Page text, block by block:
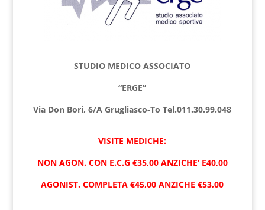
STUDIO MEDICO ASSOCIATO
“ERGE”
Via Don Bori, 6/A Grugliasco-To Tel.011.30.99.048
VISITE MEDICHE:
NON AGON. CON E.C.G €35,00 ANZICHE’ E40,00
AGONIST. COMPLETA €45,00 ANZICHE €53,00